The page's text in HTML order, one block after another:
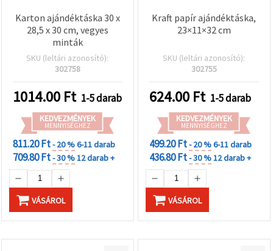
Karton ajándéktáska 30 x
28,5 x 30 cm, vegyes
minták
SKU (leltári azonosító):
302758
1014.00 Ft 1-5 darab
KEDVEZMÉNYEK
MENNYISÉGHEZ
811.20 Ft- 20 %6-11 darab
709.80 Ft- 30 %12 darab +
VÁSÁROL
Kraft papír ajándéktáska,
23×11×32 cm
SKU (leltári azonosító):
302755
624.00 Ft 1-5 darab
KEDVEZMÉNYEK
MENNYISÉGHEZ
499.20 Ft- 20 %6-11 darab
436.80 Ft- 30 %12 darab +
VÁSÁROL